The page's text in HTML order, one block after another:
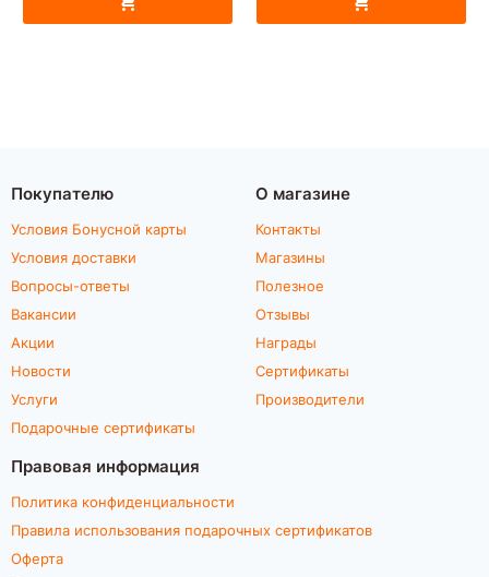
Покупателю
Условия Бонусной карты
Условия доставки
Вопросы-ответы
Вакансии
Акции
Новости
Услуги
Подарочные сертификаты
О магазине
Контакты
Магазины
Полезное
Отзывы
Награды
Сертификаты
Производители
Правовая информация
Политика конфиденциальности
Правила использования подарочных сертификатов
Оферта